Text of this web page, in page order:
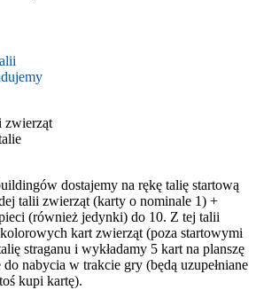
zwierząt
dostajemy na rękę talię startową
talii zwierząt (karty o nominale 1) +
(również jedynki) do 10. Z tej talii
kart zwierząt (poza startowymi
straganu i wykładamy 5 kart na planszę
nabycia w trakcie gry (będą uzupełniane
kupi kartę).